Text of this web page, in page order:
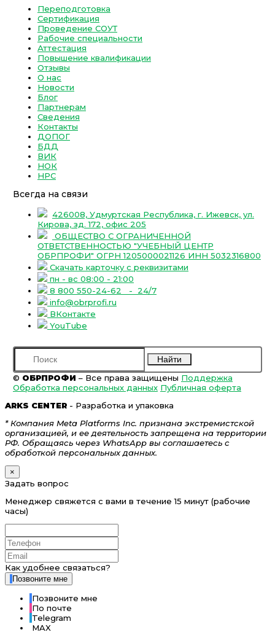
Переподготовка
Сертификация
Проведение СОУТ
Рабочие специальности
Аттестация
Повышение квалификации
Отзывы
О нас
Новости
Блог
Партнерам
Сведения
Контакты
ДОПОГ
БДД
ВИК
НОК
НРС
Всегда на связи
426008, Удмуртская Республика, г. Ижевск, ул.
Кирова, зд. 172, офис 205
ОБЩЕСТВО С ОГРАНИЧЕННОЙ
ОТВЕТСТВЕННОСТЬЮ "УЧЕБНЫЙ ЦЕНТР
ОБРПРОФИ" ОГРН 1205000021126 ИНН 5032316800
Скачать карточку с реквизитами
пн - вс 08:00 - 21:00
8 800 550-24-62
- 24/7
info@obrprofi.ru
ВКонтакте
YouTube
Найти
© ОБРПРОФИ – Все права защищены Поддержка
Обработка персональных данных Публичная оферта
ARKS CENTER - Разработка и упаковка
* Компания Meta Platforms Inc. признана экстремистской
организацией, и ее деятельность запрещена на территории
РФ. Обращаясь через WhatsApp вы соглашаетесь с
обработкой персональных данных.
×
Задать вопрос
Менеджер свяжется с вами в течение 15 минут (рабочие
часы)
Как удобнее связаться?
Позвоните мне
Позвоните мне
По почте
Telegram
MAX